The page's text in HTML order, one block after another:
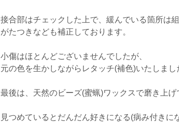
接合部はチェックした上で、緩んでいる箇所は組
がたつきなども補正しております。
小傷はほとんどございませんでしたが、
元の色を生かしながらレタッチ(補色)いたしまし
最後は、天然のビーズ(蜜蝋)ワックスで磨き上げ
見つめているとだんだん好きになる(病み付きに